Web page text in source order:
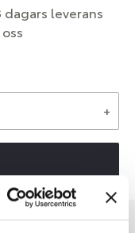
dagars leverans
+